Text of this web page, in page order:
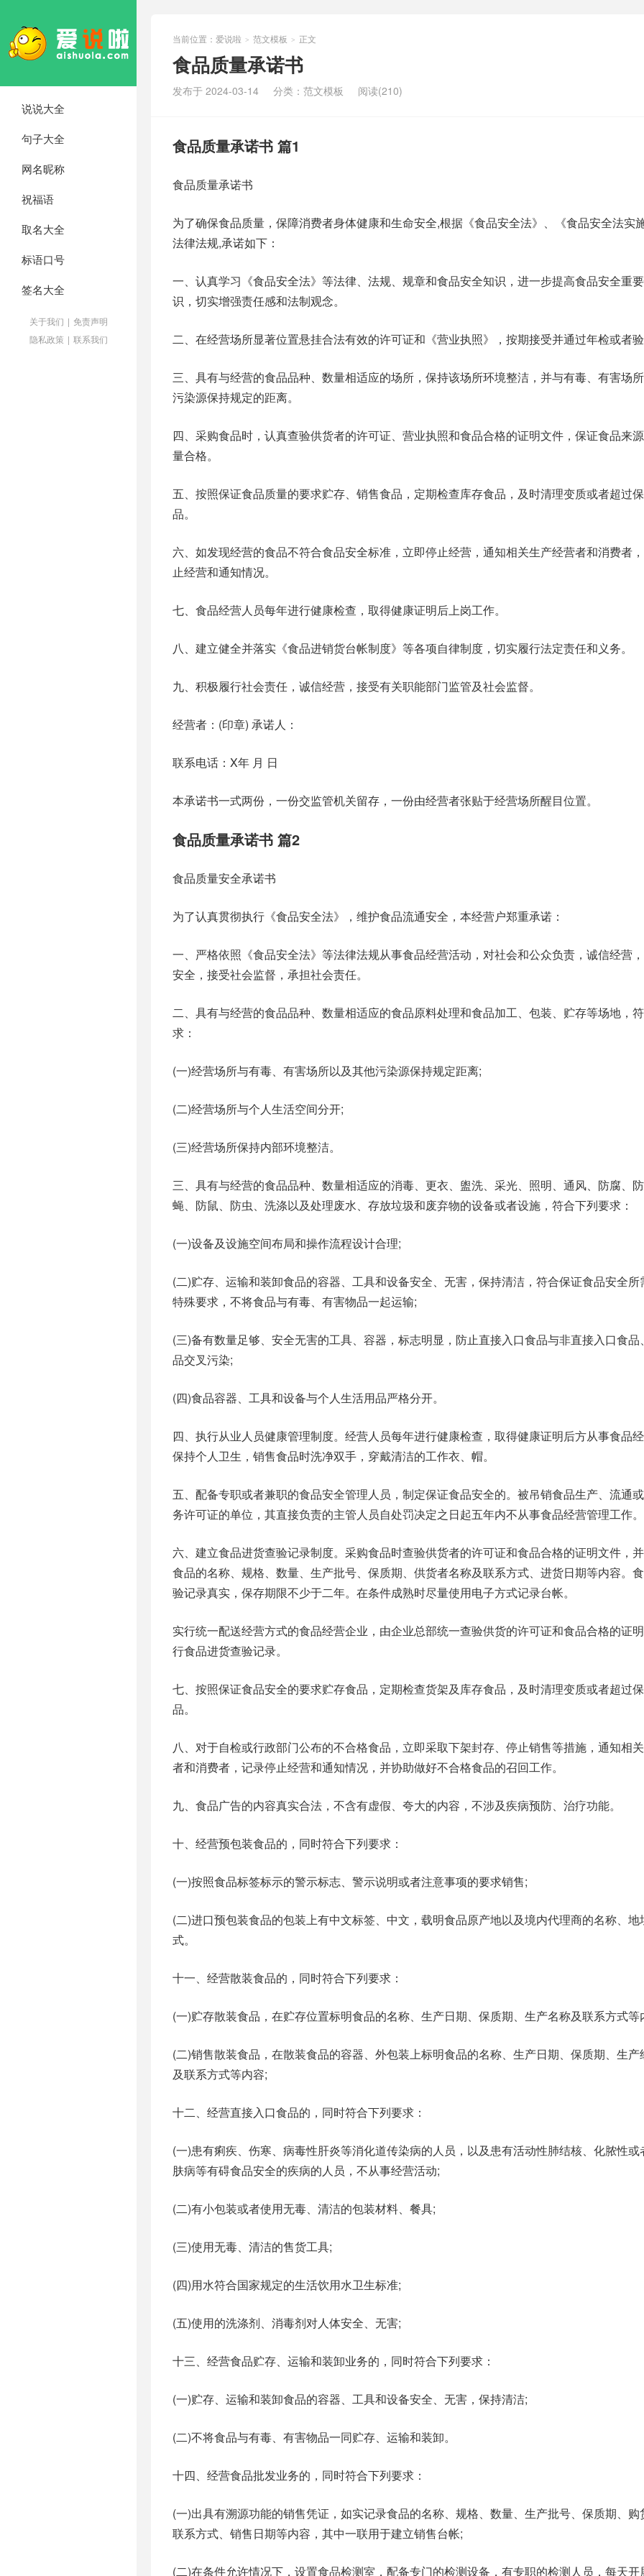
说说大全
句子大全
网名昵称
祝福语
取名大全
标语口号
签名大全
关于我们 | 免责声明
隐私政策 | 联系我们
当前位置： 爱说啦 > 范文模板 > 正文
食品质量承诺书
发布于 2024-03-14 分类： 范文模板 阅读(210)
食品质量承诺书 篇1
食品质量承诺书
为了确保食品质量，保障消费者身体健康和生命安全,根据《食品安全法》、《食品安全法实
法律法规,承诺如下：
一、认真学习《食品安全法》等法律、法规、规章和食品安全知识，进一步提高食品安全重
识，切实增强责任感和法制观念。
二、在经营场所显著位置悬挂合法有效的许可证和《营业执照》，按期接受并通过年检或者
三、具有与经营的食品品种、数量相适应的场所，保持该场所环境整洁，并与有毒、有害场
污染源保持规定的距离。
四、采购食品时，认真查验供货者的许可证、营业执照和食品合格的证明文件，保证食品来
量合格。
五、按照保证食品质量的要求贮存、销售食品，定期检查库存食品，及时清理变质或者超过
品。
六、如发现经营的食品不符合食品安全标准，立即停止经营，通知相关生产经营者和消费者
止经营和通知情况。
七、食品经营人员每年进行健康检查，取得健康证明后上岗工作。
八、建立健全并落实《食品进销货台帐制度》等各项自律制度，切实履行法定责任和义务。
九、积极履行社会责任，诚信经营，接受有关职能部门监管及社会监督。
经营者：(印章) 承诺人：
联系电话：X年 月 日
本承诺书一式两份，一份交监管机关留存，一份由经营者张贴于经营场所醒目位置。
食品质量承诺书 篇2
食品质量安全承诺书
为了认真贯彻执行《食品安全法》，维护食品流通安全，本经营户郑重承诺：
一、严格依照《食品安全法》等法律法规从事食品经营活动，对社会和公众负责，诚信经营
安全，接受社会监督，承担社会责任。
二、具有与经营的食品品种、数量相适应的食品原料处理和食品加工、包装、贮存等场地，
求：
(一)经营场所与有毒、有害场所以及其他污染源保持规定距离;
(二)经营场所与个人生活空间分开;
(三)经营场所保持内部环境整洁。
三、具有与经营的食品品种、数量相适应的消毒、更衣、盥洗、采光、照明、通风、防腐、
蝇、防鼠、防虫、洗涤以及处理废水、存放垃圾和废弃物的设备或者设施，符合下列要求：
(一)设备及设施空间布局和操作流程设计合理;
(二)贮存、运输和装卸食品的容器、工具和设备安全、无害，保持清洁，符合保证食品安全所
特殊要求，不将食品与有毒、有害物品一起运输;
(三)备有数量足够、安全无害的工具、容器，标志明显，防止直接入口食品与非直接入口食品
品交叉污染;
(四)食品容器、工具和设备与个人生活用品严格分开。
四、执行从业人员健康管理制度。经营人员每年进行健康检查，取得健康证明后方从事食品
保持个人卫生，销售食品时洗净双手，穿戴清洁的工作衣、帽。
五、配备专职或者兼职的食品安全管理人员，制定保证食品安全的。被吊销食品生产、流通
务许可证的单位，其直接负责的主管人员自处罚决定之日起五年内不从事食品经营管理工作。
六、建立食品进货查验记录制度。采购食品时查验供货者的许可证和食品合格的证明文件，
食品的名称、规格、数量、生产批号、保质期、供货者名称及联系方式、进货日期等内容。
验记录真实，保存期限不少于二年。在条件成熟时尽量使用电子方式记录台帐。
实行统一配送经营方式的食品经营企业，由企业总部统一查验供货的许可证和食品合格的证
行食品进货查验记录。
七、按照保证食品安全的要求贮存食品，定期检查货架及库存食品，及时清理变质或者超过
品。
八、对于自检或行政部门公布的不合格食品，立即采取下架封存、停止销售等措施，通知相
者和消费者，记录停止经营和通知情况，并协助做好不合格食品的召回工作。
九、食品广告的内容真实合法，不含有虚假、夸大的内容，不涉及疾病预防、治疗功能。
十、经营预包装食品的，同时符合下列要求：
(一)按照食品标签标示的警示标志、警示说明或者注意事项的要求销售;
(二)进口预包装食品的包装上有中文标签、中文，载明食品原产地以及境内代理商的名称、地
式。
十一、经营散装食品的，同时符合下列要求：
(一)贮存散装食品，在贮存位置标明食品的名称、生产日期、保质期、生产名称及联系方式等
(二)销售散装食品，在散装食品的容器、外包装上标明食品的名称、生产日期、保质期、生产
及联系方式等内容;
十二、经营直接入口食品的，同时符合下列要求：
(一)患有痢疾、伤寒、病毒性肝炎等消化道传染病的人员，以及患有活动性肺结核、化脓性或
肤病等有碍食品安全的疾病的人员，不从事经营活动;
(二)有小包装或者使用无毒、清洁的包装材料、餐具;
(三)使用无毒、清洁的售货工具;
(四)用水符合国家规定的生活饮用水卫生标准;
(五)使用的洗涤剂、消毒剂对人体安全、无害;
十三、经营食品贮存、运输和装卸业务的，同时符合下列要求：
(一)贮存、运输和装卸食品的容器、工具和设备安全、无害，保持清洁;
(二)不将食品与有毒、有害物品一同贮存、运输和装卸。
十四、经营食品批发业务的，同时符合下列要求：
(一)出具有溯源功能的销售凭证，如实记录食品的名称、规格、数量、生产批号、保质期、购
联系方式、销售日期等内容，其中一联用于建立销售台帐;
(二)在条件允许情况下，设置食品检测室，配备专门的检测设备，有专职的检测人员，每天开